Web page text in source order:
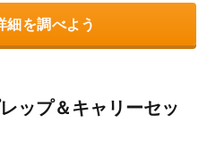
を調べよう
ップ＆キャリーセッ